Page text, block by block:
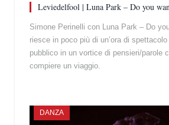
Leviedelfool | Luna Park – Do you
Simone Perinelli con Luna Park – Do
riesce in poco più di un’ora di
pubblico in un vortice di pensieri/parole
compiere un viaggio.
DANZA